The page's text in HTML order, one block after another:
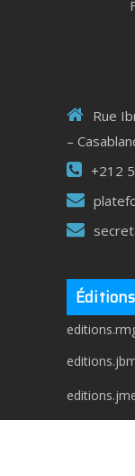
Rue
–
+212
Éditions